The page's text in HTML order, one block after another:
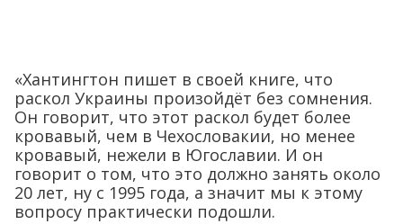
«Хантингтон пишет в своей книге, что
раскол Украины произойдёт без сомнения.
Он говорит, что этот раскол будет более
кровавый, чем в Чехословакии, но менее
кровавый, нежели в Югославии. И он
говорит о том, что это должно занять около
20 лет, ну с 1995 года, а значит мы к этому
вопросу практически подошли.